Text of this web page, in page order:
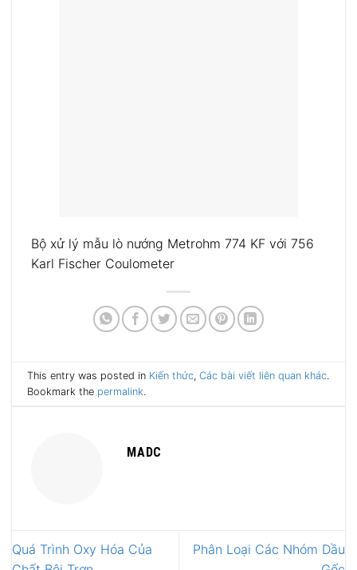
Bộ xử lý mẫu lò nướng Metrohm 774 KF với 756
Karl Fischer Coulometer
This entry was posted in Kiến thức,Các bài viết liên quan khác.
Bookmark the permalink.
MADC
Quá Trình Oxy Hóa Của
Phân Loại Các Nhóm Dầu